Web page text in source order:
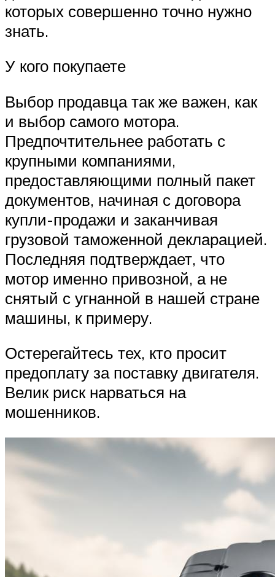
которых совершенно точно нужно
знать.
У кого покупаете
Выбор продавца так же важен, как
и выбор самого мотора.
Предпочтительнее работать с
крупными компаниями,
предоставляющими полный пакет
документов, начиная с договора
купли-продажи и заканчивая
грузовой таможенной декларацией.
Последняя подтверждает, что
мотор именно привозной, а не
снятый с угнанной в нашей стране
машины, к примеру.
Остерегайтесь тех, кто просит
предоплату за поставку двигателя.
Велик риск нарваться на
мошенников.